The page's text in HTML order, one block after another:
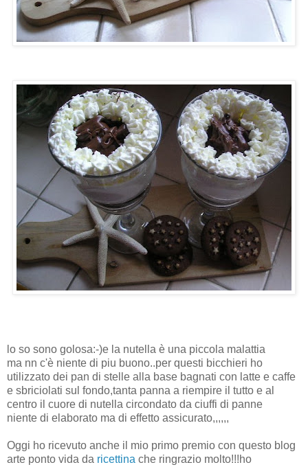
lo so sono golosa:-)e la nutella è una piccola malattia
ma nn c'è niente di piu buono..per questi bicchieri ho
utilizzato dei pan di stelle alla base bagnati con latte e caffe
e sbriciolati sul fondo,tanta panna a riempire il tutto e al
centro il cuore di nutella circondato da ciuffi di panne
niente di elaborato ma di effetto assicurato,,,,,,
Oggi ho ricevuto anche il mio primo premio con questo blog
arte ponto vida da ricettina che ringrazio molto!!!ho